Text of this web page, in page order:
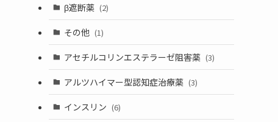
β遮断薬 (2)
その他 (1)
アセチルコリンエステラーゼ阻害薬 (3)
アルツハイマー型認知症治療薬 (3)
インスリン (6)